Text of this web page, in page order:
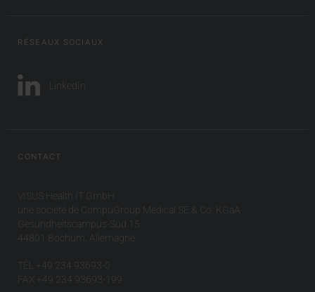
RÉSEAUX SOCIAUX
LinkedIn
CONTACT
VISUS Health IT GmbH
une société de CompuGroup Medical SE & Co. KGaA
Gesundheitscampus-Süd 15
44801 Bochum, Allemagne
TÉL +49 234 93693-0
FAX +49 234 93693-199